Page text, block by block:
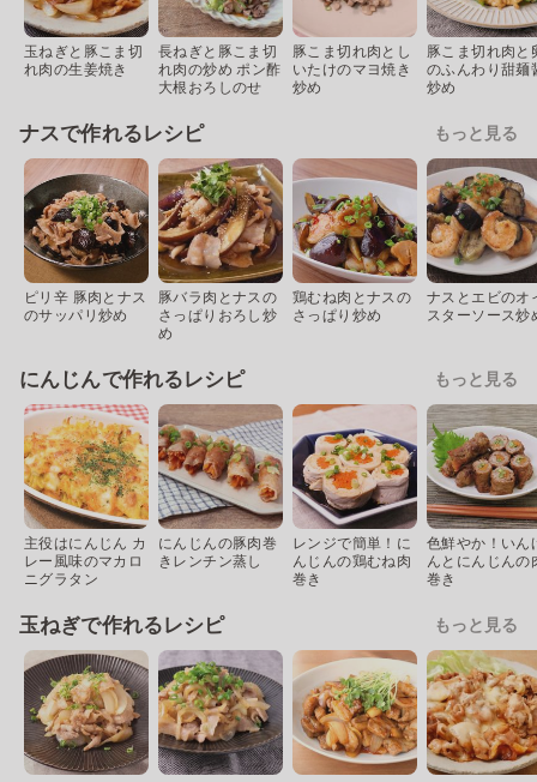
玉ねぎと豚こま切
れ肉の生姜焼き
長ねぎと豚こま切
れ肉の炒め ポン酢
大根おろしのせ
豚こま切れ肉とし
いたけのマヨ焼き
炒め
豚こま切れ肉と
のふんわり甜麺
炒め
ナスで作れるレシピ もっと見る
ピリ辛 豚肉とナス
のサッパリ炒め
豚バラ肉とナスの
さっぱりおろし炒
め
鶏むね肉とナスの
さっぱり炒め
ナスとエビのオ
スターソース炒
にんじんで作れるレシピ もっと見る
主役はにんじん カ
レー風味のマカロ
ニグラタン
にんじんの豚肉巻
きレンチン蒸し
レンジで簡単！に
んじんの鶏むね肉
巻き
色鮮やか！いん
んとにんじんの
巻き
玉ねぎで作れるレシピ もっと見る